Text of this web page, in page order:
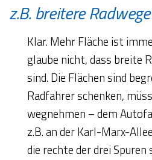
z.B. breitere
Klar. Mehr Fläche ist
glaube nicht, dass breite
sind. Die Flächen sind
Radfahrer schenken,
wegnehmen – dem
z.B. an der Karl-Marx-
die rechte der drei